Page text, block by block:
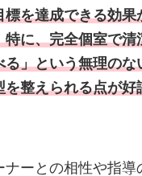
標を達成できる効果
特に、完全個室で
る」という無理のな
を整えられる点が好
ナーとの相性や指導